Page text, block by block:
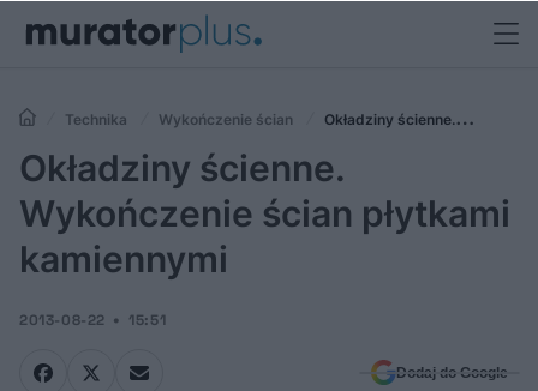
Technika Wykończenie ścian
Okładziny ścienne.
Wykończenie ścian płytkami kamiennymi
Okładziny ścienne.
Wykończenie ścian płytkami
kamiennymi
2013-08-22 15:51
Dodaj do Google